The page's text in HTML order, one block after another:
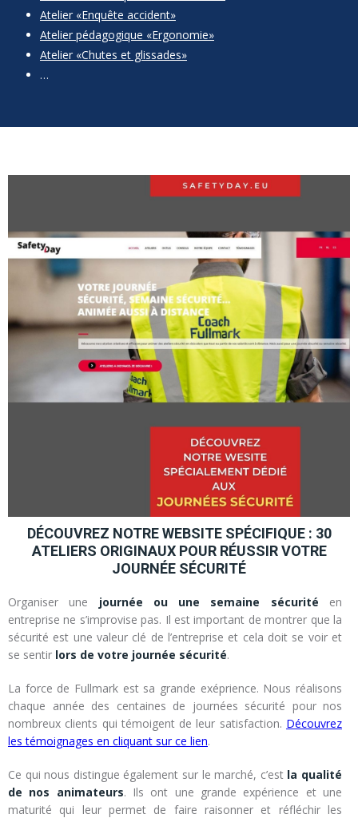
Atelier «Enquête accident»
Atelier pédagogique «Ergonomie»
Atelier «Chutes et glissades»
…
DÉCOUVREZ NOTRE WEBSITE SPÉCIFIQUE : 30
ATELIERS ORIGINAUX POUR RÉUSSIR VOTRE
JOURNÉE SÉCURITÉ
Organiser une journée ou une semaine sécurité en
entreprise ne s’improvise pas. Il est important de montrer que la
sécurité est une valeur clé de l’entreprise et cela doit se voir et
se sentir lors de votre journée sécurité.
La force de Fullmark est sa grande exéprience. Nous réalisons
chaque année des centaines de journées sécurité pour nos
nombreux clients qui témoigent de leur satisfaction. Découvrez
les témoignages en cliquant sur ce lien.
Ce qui nous distingue également sur le marché, c’est la qualité
de nos animateurs. Ils ont une grande expérience et une
maturité qui leur permet de faire raisonner et réfléchir les